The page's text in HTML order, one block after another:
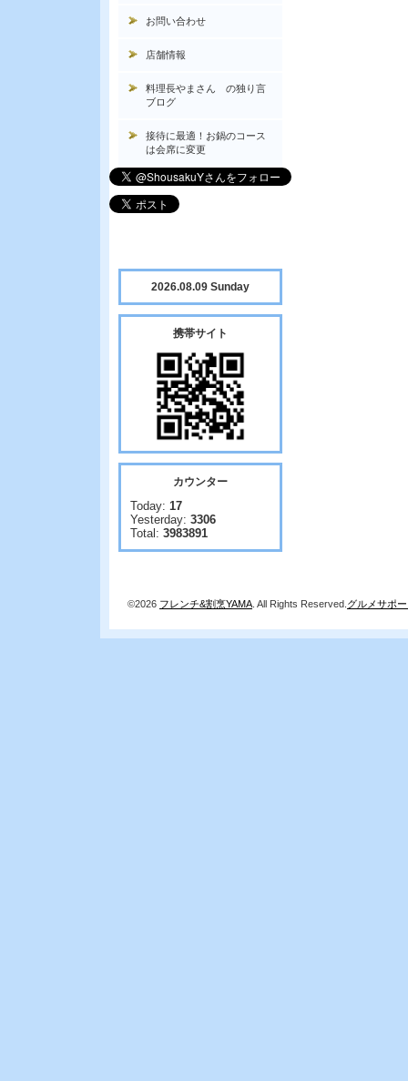
お問い合わせ
店舗情報
料理長やまさん の独り言
ブログ
接待に最適！お鍋のコース
は会席に変更
2026.08.09 Sunday
携帯サイト
カウンター
Today: 17
Yesterday: 3306
Total: 3983891
©2026 フレンチ&割烹YAMA . All Rights Reserved. グルメサポ